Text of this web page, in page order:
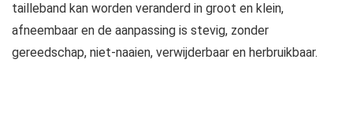
tailleband kan worden veranderd in groot en klein,
afneembaar en de aanpassing is stevig, zonder
gereedschap, niet-naaien, verwijderbaar en herbruikbaar.